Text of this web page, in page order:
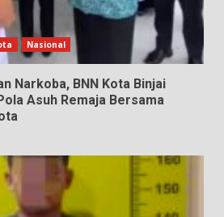
Nasional
Narkoba, BNN Kota Binjai
Asuh Remaja Bersama